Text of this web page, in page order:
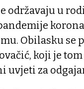
održavaju u
Obilasku se
koji je
uvjeti za